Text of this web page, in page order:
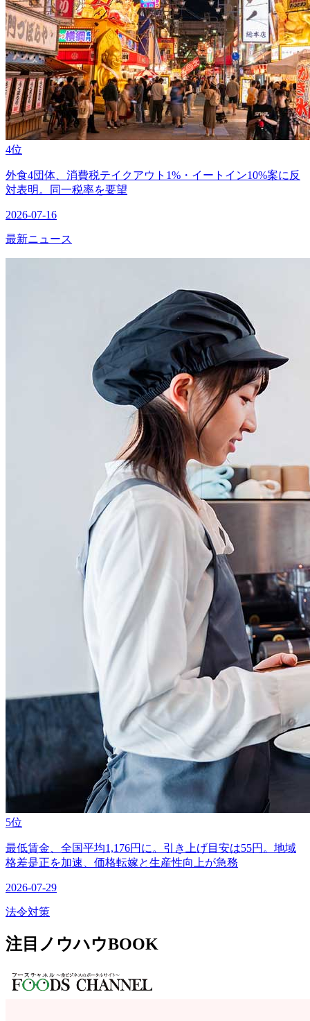
4位
外食4団体、消費税テイクアウト1%・イートイン10%案に反
対表明。同一税率を要望
2026-07-16
最新ニュース
5位
最低賃金、全国平均1,176円に。引き上げ目安は55円。地域
格差是正を加速、価格転嫁と生産性向上が急務
2026-07-29
法令対策
注目ノウハウBOOK